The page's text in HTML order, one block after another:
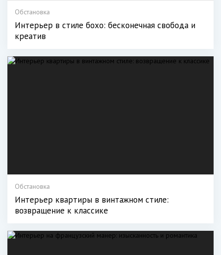
Обстановка
Интерьер в стиле бохо: бесконечная свобода и
креатив
Обстановка
Интерьер квартиры в винтажном стиле:
возвращение к классике